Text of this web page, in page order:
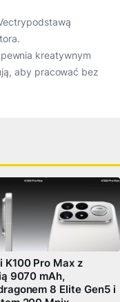
kreatywnym
aby pracować bez
K100 Pro Max z
9070 mAh,
8 Elite Gen5 i